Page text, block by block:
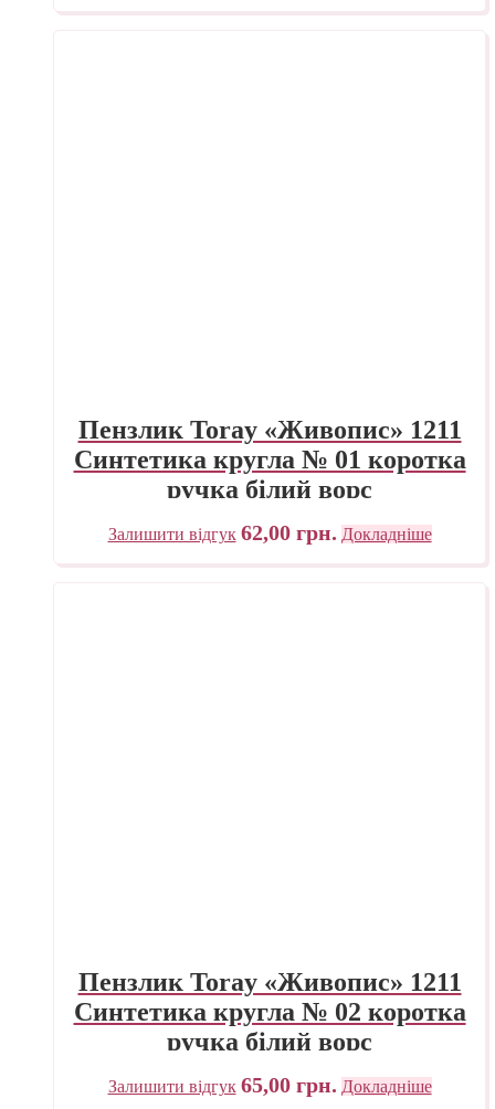
Пензлик Toray «Живопис» 1211
Синтетика кругла № 01 коротка
ручка білий ворс
Залишити відгук 62,00 грн. Докладніше
Пензлик Toray «Живопис» 1211
Синтетика кругла № 02 коротка
ручка білий ворс
Залишити відгук 65,00 грн. Докладніше